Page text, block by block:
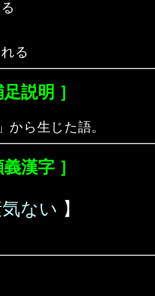
る
足説明 ］
から生じた語。
義漢字 ］
ない 】